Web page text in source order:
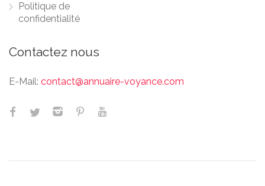
Politique de
confidentialité
Contactez nous
E-Mail: contact@annuaire-voyance.com